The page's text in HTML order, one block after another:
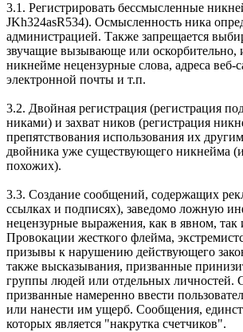
3.1. Регистрировать бессмысленные
JKh324asR534). Осмысленность ника
администрацией. Также запрещается
звучащие вызывающе или оскорбительно,
никнейме нецензурные слова, адреса веб-
электронной почты и т.п.
3.2. Двойная регистрация (регистрация
никами) и захват ников (регистрация
препятствования использования их
двойника уже существующего никнейма
похожих).
3.3. Создание сообщений, содержащих
ссылках и подписях), заведомо ложнyю
нецензурные выражения, как в явном, так
Провокации жесткого флейма,
призывы к нарушению действующего
также высказывания, призванные
группы людей или отдельных личностей.
призванные намеренно ввести
или нанести им ущерб. Сообщения,
которых является "накрутка счетчиков".